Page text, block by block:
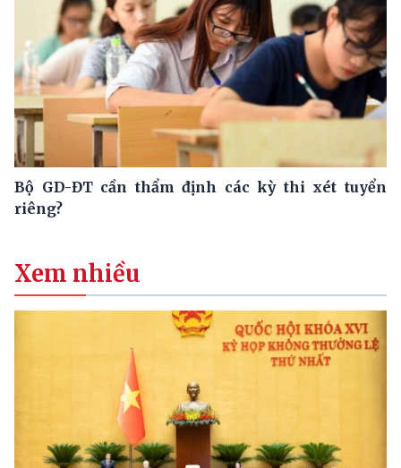
Bộ GD-ĐT cần thẩm định các kỳ thi xét tuyển
riêng?
Xem nhiều